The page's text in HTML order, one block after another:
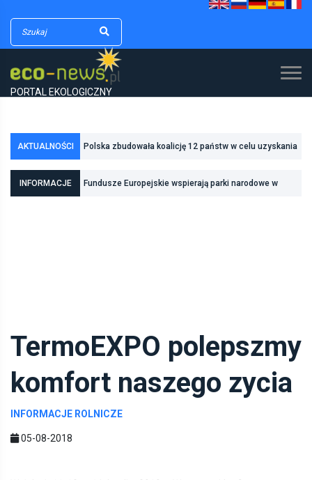
PORTAL EKOLOGICZNY
AKTUALNOŚCI Polska zbudowała koalicję 12 państw w celu uzyskania
INFORMACJE Fundusze Europejskie wspierają parki narodowe w
TermoEXPO polepszmy
komfort naszego zycia
INFORMACJE ROLNICZE
05-08-2018